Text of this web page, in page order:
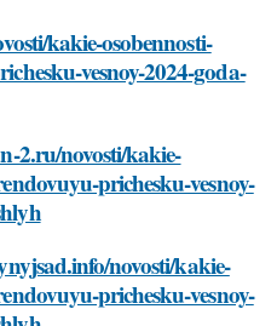
kakie-osobennosti-
vesnoy-2024-goda-
2.ru/novosti/kakie-
prichesku-vesnoy-
novosti/kakie-
prichesku-vesnoy-